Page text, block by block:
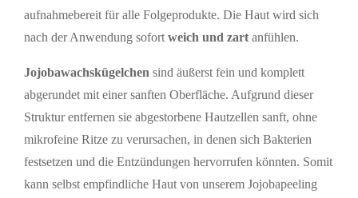
aufnahmebereit für alle Folgeprodukte. Die Haut wird sich
nach der Anwendung sofort weich und zartanfühlen.
Jojobawachskügelchen sind äußerst fein und komplett
abgerundet mit einer sanften Oberfläche. Aufgrund dieser
Struktur entfernen sie abgestorbene Hautzellen sanft, ohne
mikrofeine Ritze zu verursachen, in denen sich Bakterien
festsetzen und die Entzündungen hervorrufen könnten. Somit
kann selbst empfindliche Haut von unserem Jojobapeeling